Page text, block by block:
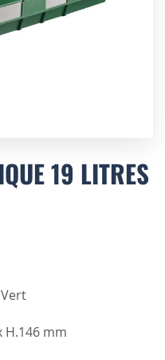
19 LITRES
H.146 mm